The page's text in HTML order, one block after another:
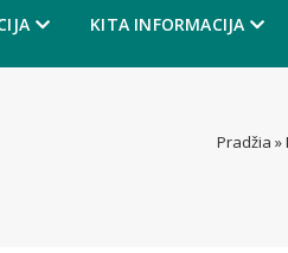
KITA INFORMACIJA
Pradžia »